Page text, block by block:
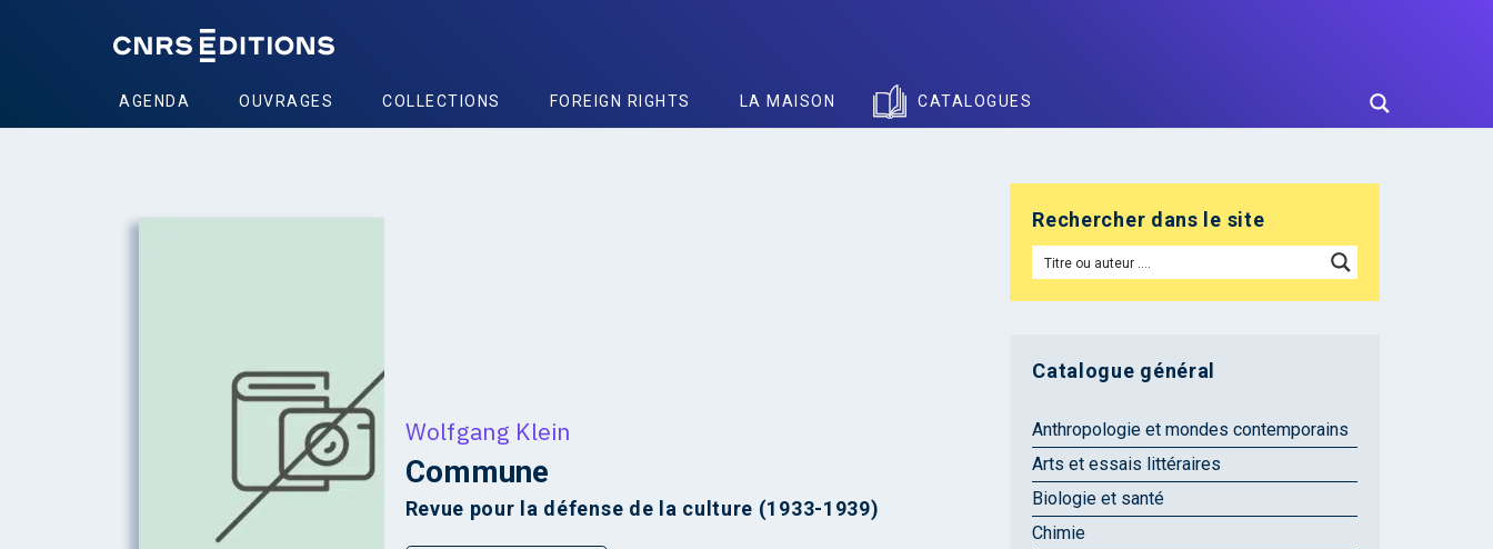
AGENDA OUVRAGES COLLECTIONS FOREIGN RIGHTS LA MAISON CATALOGUES
Wolfgang Klein
Commune
Revue pour la défense de la culture (1933-1939)
Rechercher dans le site
Catalogue général
Anthropologie et mondes contemporains
Arts et essais littéraires
Biologie et santé
Chimie